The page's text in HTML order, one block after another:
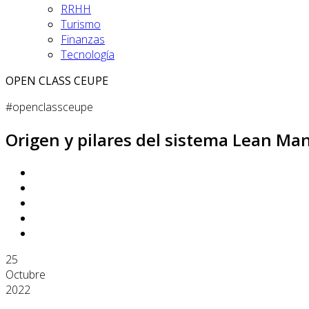
RRHH
Turismo
Finanzas
Tecnología
OPEN CLASS CEUPE
#openclassceupe
Origen y pilares del sistema Lean
25
Octubre
2022